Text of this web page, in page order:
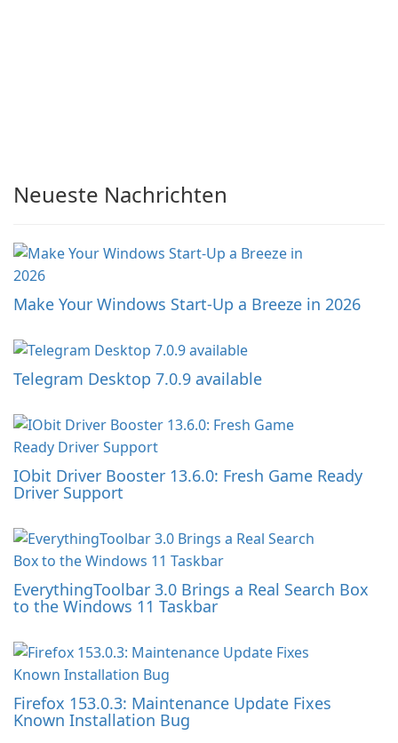
Neueste Nachrichten
Make Your Windows Start-Up a Breeze in 2026
Telegram Desktop 7.0.9 available
IObit Driver Booster 13.6.0: Fresh Game Ready
Driver Support
EverythingToolbar 3.0 Brings a Real Search Box
to the Windows 11 Taskbar
Firefox 153.0.3: Maintenance Update Fixes
Known Installation Bug